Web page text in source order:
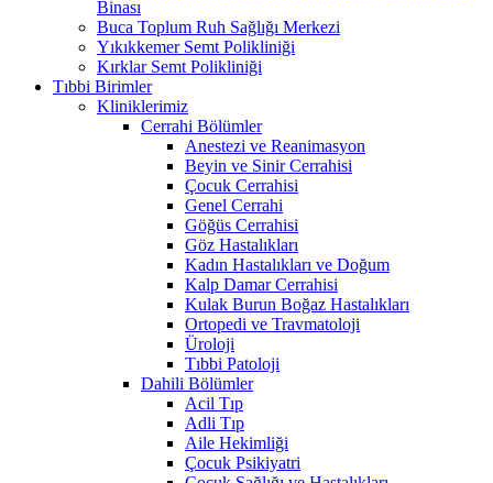
Binası
Buca Toplum Ruh Sağlığı Merkezi
Yıkıkkemer Semt Polikliniği
Kırklar Semt Polikliniği
Tıbbi Birimler
Kliniklerimiz
Cerrahi Bölümler
Anestezi ve Reanimasyon
Beyin ve Sinir Cerrahisi
Çocuk Cerrahisi
Genel Cerrahi
Göğüs Cerrahisi
Göz Hastalıkları
Kadın Hastalıkları ve Doğum
Kalp Damar Cerrahisi
Kulak Burun Boğaz Hastalıkları
Ortopedi ve Travmatoloji
Üroloji
Tıbbi Patoloji
Dahili Bölümler
Acil Tıp
Adli Tıp
Aile Hekimliği
Çocuk Psikiyatri